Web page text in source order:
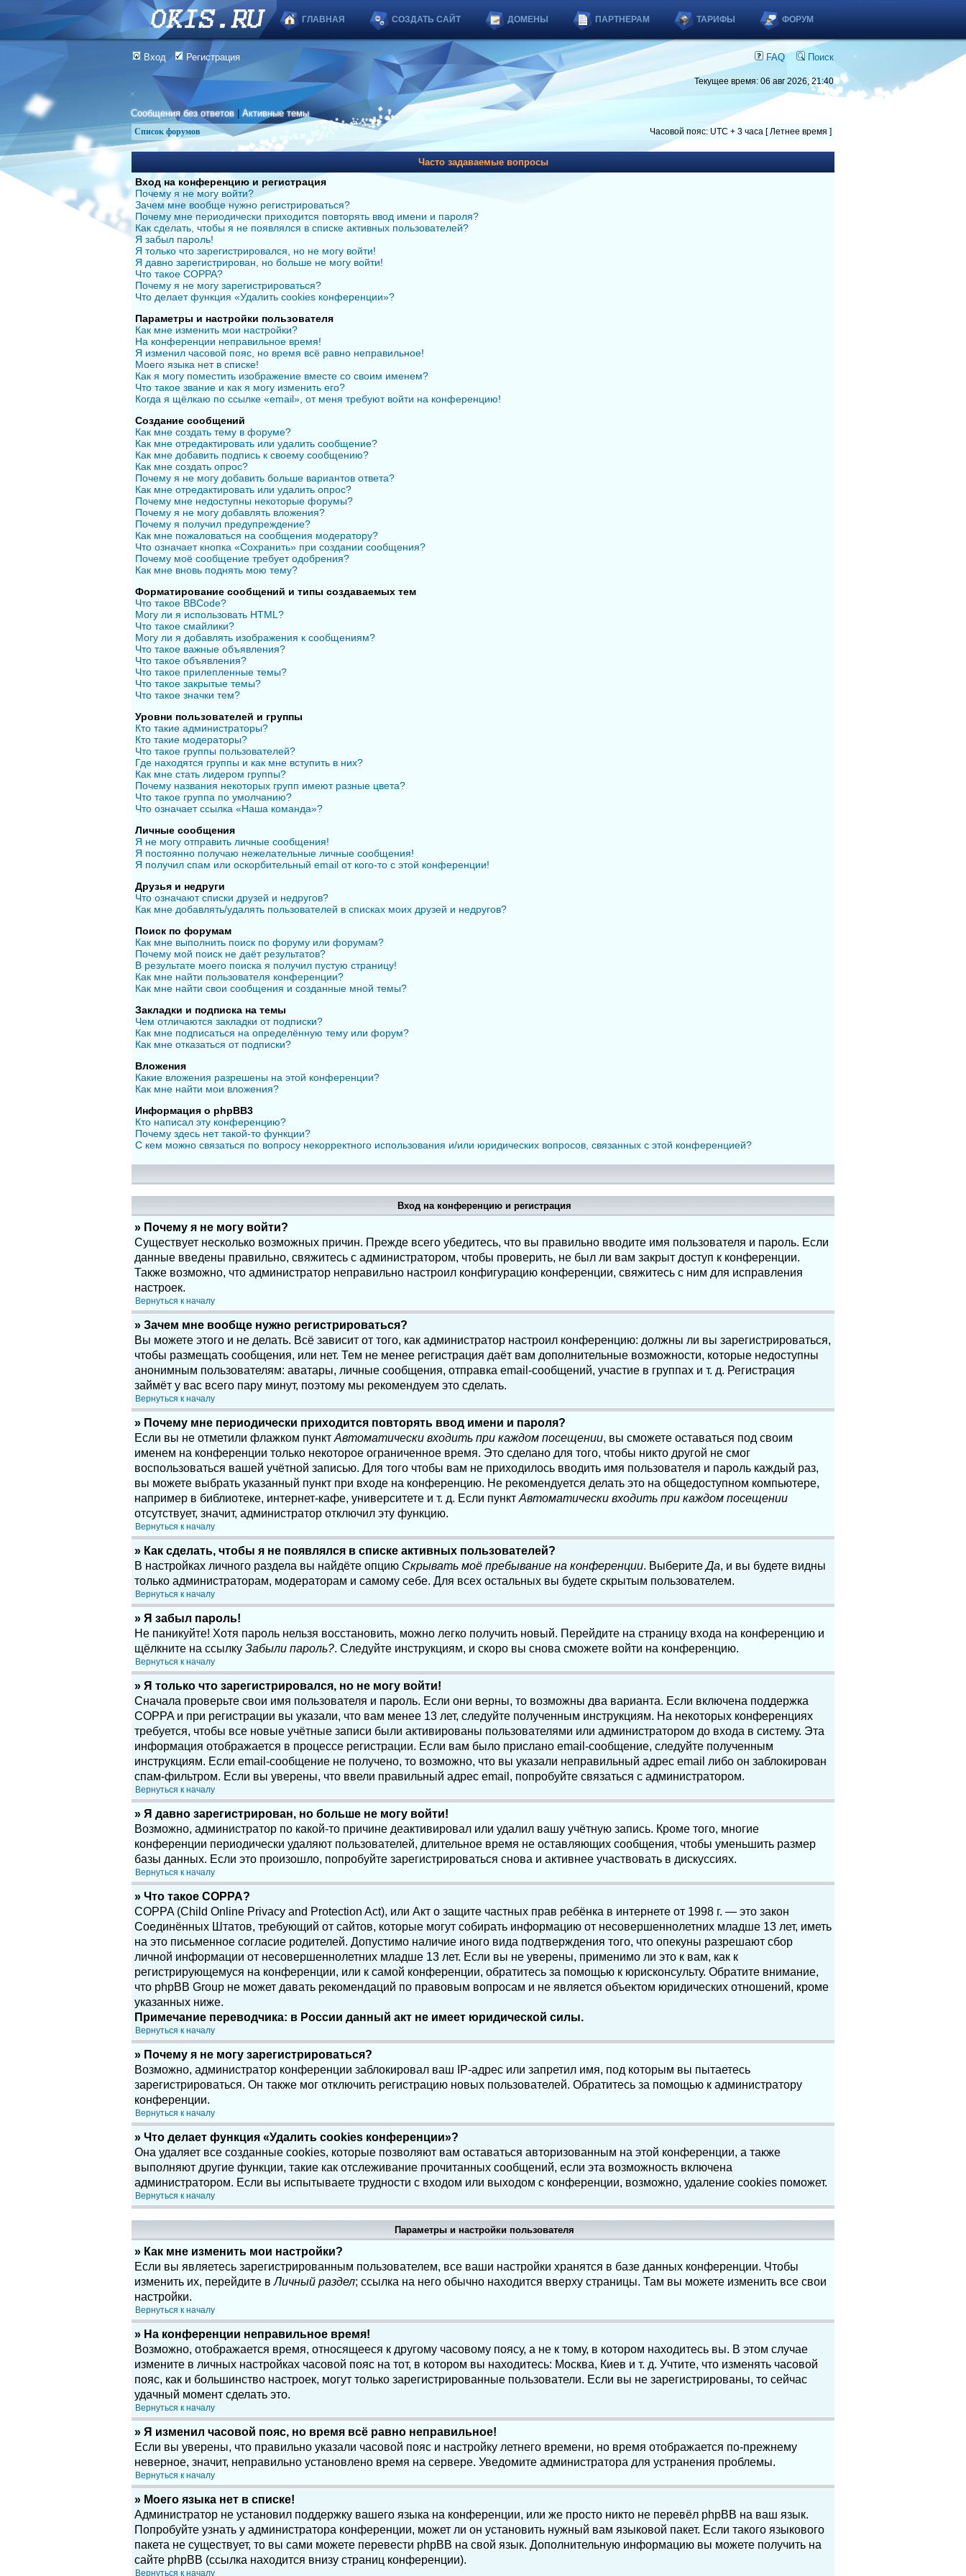
ГЛАВНАЯ СОЗДАТЬ САЙТ ДОМЕНЫ ПАРТНЕРАМ ТАРИФЫ ФОРУМ
Вход Регистрация FAQ Поиск
Текущее время: 06 авг 2026, 21:40
Сообщения без ответов |Активные темы
Список форумов Часовой пояс: UTC + 3 часа [ Летнее время ]
Часто задаваемые вопросы
Вход на конференцию и регистрация
Почему я не могу войти?
Зачем мне вообще нужно регистрироваться?
Почему мне периодически приходится повторять ввод имени и пароля?
Как сделать, чтобы я не появлялся в списке активных пользователей?
Я забыл пароль!
Я только что зарегистрировался, но не могу войти!
Я давно зарегистрирован, но больше не могу войти!
Что такое COPPA?
Почему я не могу зарегистрироваться?
Что делает функция «Удалить cookies конференции»?
Параметры и настройки пользователя
Как мне изменить мои настройки?
На конференции неправильное время!
Я изменил часовой пояс, но время всё равно неправильное!
Моего языка нет в списке!
Как я могу поместить изображение вместе со своим именем?
Что такое звание и как я могу изменить его?
Когда я щёлкаю по ссылке «email», от меня требуют войти на конференцию!
Создание сообщений
Как мне создать тему в форуме?
Как мне отредактировать или удалить сообщение?
Как мне добавить подпись к своему сообщению?
Как мне создать опрос?
Почему я не могу добавить больше вариантов ответа?
Как мне отредактировать или удалить опрос?
Почему мне недоступны некоторые форумы?
Почему я не могу добавлять вложения?
Почему я получил предупреждение?
Как мне пожаловаться на сообщения модератору?
Что означает кнопка «Сохранить» при создании сообщения?
Почему моё сообщение требует одобрения?
Как мне вновь поднять мою тему?
Форматирование сообщений и типы создаваемых тем
Что такое BBCode?
Могу ли я использовать HTML?
Что такое смайлики?
Могу ли я добавлять изображения к сообщениям?
Что такое важные объявления?
Что такое объявления?
Что такое прилепленные темы?
Что такое закрытые темы?
Что такое значки тем?
Уровни пользователей и группы
Кто такие администраторы?
Кто такие модераторы?
Что такое группы пользователей?
Где находятся группы и как мне вступить в них?
Как мне стать лидером группы?
Почему названия некоторых групп имеют разные цвета?
Что такое группа по умолчанию?
Что означает ссылка «Наша команда»?
Личные сообщения
Я не могу отправить личные сообщения!
Я постоянно получаю нежелательные личные сообщения!
Я получил спам или оскорбительный email от кого-то с этой конференции!
Друзья и недруги
Что означают списки друзей и недругов?
Как мне добавлять/удалять пользователей в списках моих друзей и недругов?
Поиск по форумам
Как мне выполнить поиск по форуму или форумам?
Почему мой поиск не даёт результатов?
В результате моего поиска я получил пустую страницу!
Как мне найти пользователя конференции?
Как мне найти свои сообщения и созданные мной темы?
Закладки и подписка на темы
Чем отличаются закладки от подписки?
Как мне подписаться на определённую тему или форум?
Как мне отказаться от подписки?
Вложения
Какие вложения разрешены на этой конференции?
Как мне найти мои вложения?
Информация о phpBB3
Кто написал эту конференцию?
Почему здесь нет такой-то функции?
С кем можно связаться по вопросу некорректного использования и/или юридических вопросов, связанных с этой конференцией?
Вход на конференцию и регистрация
» Почему я не могу войти?
Существует несколько возможных причин. Прежде всего убедитесь, что вы правильно вводите имя пользователя и пароль. Если
данные введены правильно, свяжитесь с администратором, чтобы проверить, не был ли вам закрыт доступ к конференции.
Также возможно, что администратор неправильно настроил конфигурацию конференции, свяжитесь с ним для исправления
настроек.
Вернуться к началу
» Зачем мне вообще нужно регистрироваться?
Вы можете этого и не делать. Всё зависит от того, как администратор настроил конференцию: должны ли вы зарегистрироваться,
чтобы размещать сообщения, или нет. Тем не менее регистрация даёт вам дополнительные возможности, которые недоступны
анонимным пользователям: аватары, личные сообщения, отправка email-сообщений, участие в группах и т. д. Регистрация
займёт у вас всего пару минут, поэтому мы рекомендуем это сделать.
Вернуться к началу
» Почему мне периодически приходится повторять ввод имени и пароля?
Если вы не отметили флажком пункт Автоматически входить при каждом посещении, вы сможете оставаться под своим
именем на конференции только некоторое ограниченное время. Это сделано для того, чтобы никто другой не смог
воспользоваться вашей учётной записью. Для того чтобы вам не приходилось вводить имя пользователя и пароль каждый раз,
вы можете выбрать указанный пункт при входе на конференцию. Не рекомендуется делать это на общедоступном компьютере,
например в библиотеке, интернет-кафе, университете и т. д. Если пункт Автоматически входить при каждом посещении
отсутствует, значит, администратор отключил эту функцию.
Вернуться к началу
» Как сделать, чтобы я не появлялся в списке активных пользователей?
В настройках личного раздела вы найдёте опцию Скрывать моё пребывание на конференции. ВыберитеДа, и вы будете видны
только администраторам, модераторам и самому себе. Для всех остальных вы будете скрытым пользователем.
Вернуться к началу
» Я забыл пароль!
Не паникуйте! Хотя пароль нельзя восстановить, можно легко получить новый. Перейдите на страницу входа на конференцию и
щёлкните на ссылку Забыли пароль?. Следуйте инструкциям, и скоро вы снова сможете войти на конференцию.
Вернуться к началу
» Я только что зарегистрировался, но не могу войти!
Сначала проверьте свои имя пользователя и пароль. Если они верны, то возможны два варианта. Если включена поддержка
COPPA и при регистрации вы указали, что вам менее 13 лет, следуйте полученным инструкциям. На некоторых конференциях
требуется, чтобы все новые учётные записи были активированы пользователями или администратором до входа в систему. Эта
информация отображается в процессе регистрации. Если вам было прислано email-сообщение, следуйте полученным
инструкциям. Если email-сообщение не получено, то возможно, что вы указали неправильный адрес email либо он заблокирован
спам-фильтром. Если вы уверены, что ввели правильный адрес email, попробуйте связаться с администратором.
Вернуться к началу
» Я давно зарегистрирован, но больше не могу войти!
Возможно, администратор по какой-то причине деактивировал или удалил вашу учётную запись. Кроме того, многие
конференции периодически удаляют пользователей, длительное время не оставляющих сообщения, чтобы уменьшить размер
базы данных. Если это произошло, попробуйте зарегистрироваться снова и активнее участвовать в дискуссиях.
Вернуться к началу
» Что такое COPPA?
COPPA (Child Online Privacy and Protection Act), или Акт о защите частных прав ребёнка в интернете от 1998 г. — это закон
Соединённых Штатов, требующий от сайтов, которые могут собирать информацию от несовершеннолетних младше 13 лет, иметь
на это письменное согласие родителей. Допустимо наличие иного вида подтверждения того, что опекуны разрешают сбор
личной информации от несовершеннолетних младше 13 лет. Если вы не уверены, применимо ли это к вам, как к
регистрирующемуся на конференции, или к самой конференции, обратитесь за помощью к юрисконсульту. Обратите внимание,
что phpBB Group не может давать рекомендаций по правовым вопросам и не является объектом юридических отношений, кроме
указанных ниже.
Примечание переводчика: в России данный акт не имеет юридической силы.
Вернуться к началу
» Почему я не могу зарегистрироваться?
Возможно, администратор конференции заблокировал ваш IP-адрес или запретил имя, под которым вы пытаетесь
зарегистрироваться. Он также мог отключить регистрацию новых пользователей. Обратитесь за помощью к администратору
конференции.
Вернуться к началу
» Что делает функция «Удалить cookies конференции»?
Она удаляет все созданные cookies, которые позволяют вам оставаться авторизованным на этой конференции, а также
выполняют другие функции, такие как отслеживание прочитанных сообщений, если эта возможность включена
администратором. Если вы испытываете трудности с входом или выходом с конференции, возможно, удаление cookies поможет.
Вернуться к началу
Параметры и настройки пользователя
» Как мне изменить мои настройки?
Если вы являетесь зарегистрированным пользователем, все ваши настройки хранятся в базе данных конференции. Чтобы
изменить их, перейдите вЛичный раздел; ссылка на него обычно находится вверху страницы. Там вы можете изменить все свои
настройки.
Вернуться к началу
» На конференции неправильное время!
Возможно, отображается время, относящееся к другому часовому поясу, а не к тому, в котором находитесь вы. В этом случае
измените в личных настройках часовой пояс на тот, в котором вы находитесь: Москва, Киев и т. д. Учтите, что изменять часовой
пояс, как и большинство настроек, могут только зарегистрированные пользователи. Если вы не зарегистрированы, то сейчас
удачный момент сделать это.
Вернуться к началу
» Я изменил часовой пояс, но время всё равно неправильное!
Если вы уверены, что правильно указали часовой пояс и настройку летнего времени, но время отображается по-прежнему
неверное, значит, неправильно установлено время на сервере. Уведомите администратора для устранения проблемы.
Вернуться к началу
» Моего языка нет в списке!
Администратор не установил поддержку вашего языка на конференции, или же просто никто не перевёл phpBB на ваш язык.
Попробуйте узнать у администратора конференции, может ли он установить нужный вам языковой пакет. Если такого языкового
пакета не существует, то вы сами можете перевести phpBB на свой язык. Дополнительную информацию вы можете получить на
сайте phpBB (ссылка находится внизу страниц конференции).
Вернуться к началу